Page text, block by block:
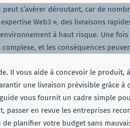
s’avérer déroutant, car de
Web3 », des livraisons
à haut risque. Une
et les conséquences
Il vous aide à concevoir le produit,
une livraison prévisible grâce à
vous fournit un cadre simple
passer en revue les entreprises
planifier votre budget sans